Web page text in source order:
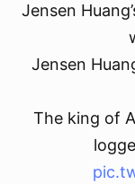
Jensen
Jensen
The king of